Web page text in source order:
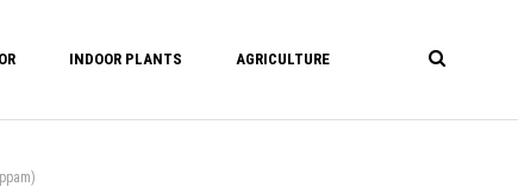
INDOOR PLANTS AGRICULTURE